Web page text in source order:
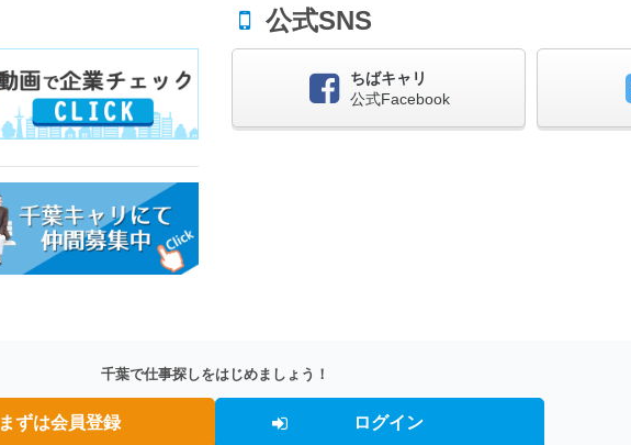
公式SNS
ちばキャリ
公式Facebook
千葉で仕事探しをはじめましょう！
まずは会員登録 ログイン